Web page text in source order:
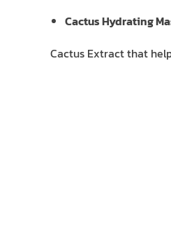
Cactus Hydrating
Cactus Extract that